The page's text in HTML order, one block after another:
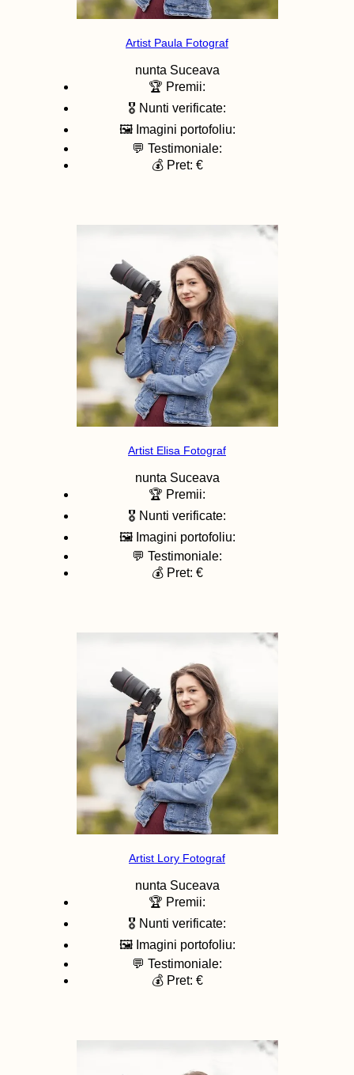
Artist Paula Fotograf
nunta Suceava
🏆 Premii:
🎖️ Nunti verificate:
🖼️ Imagini portofoliu:
💬 Testimoniale:
💰 Pret: €
Artist Elisa Fotograf
nunta Suceava
🏆 Premii:
🎖️ Nunti verificate:
🖼️ Imagini portofoliu:
💬 Testimoniale:
💰 Pret: €
Artist Lory Fotograf
nunta Suceava
🏆 Premii:
🎖️ Nunti verificate:
🖼️ Imagini portofoliu:
💬 Testimoniale:
💰 Pret: €